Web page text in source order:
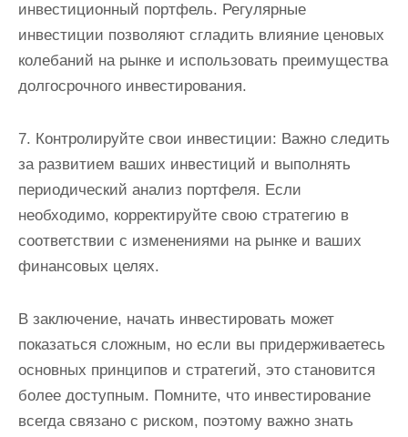
инвестиционный портфель. Регулярные
инвестиции позволяют сгладить влияние ценовых
колебаний на рынке и использовать преимущества
долгосрочного инвестирования.
7. Контролируйте свои инвестиции: Важно следить
за развитием ваших инвестиций и выполнять
периодический анализ портфеля. Если
необходимо, корректируйте свою стратегию в
соответствии с изменениями на рынке и ваших
финансовых целях.
В заключение, начать инвестировать может
показаться сложным, но если вы придерживаетесь
основных принципов и стратегий, это становится
более доступным. Помните, что инвестирование
всегда связано с риском, поэтому важно знать